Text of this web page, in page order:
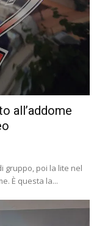
all’addome
gruppo, poi la lite nel
È questa la...